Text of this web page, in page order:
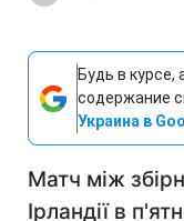
Будь в курсе,
содержание
Украина в
Матч між
Ірландії в